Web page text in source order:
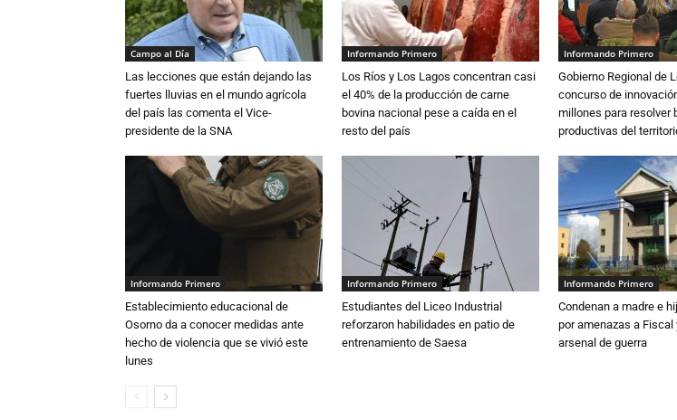
Campo al Día
Las lecciones que están dejando las
fuertes lluvias en el mundo agrícola
del país las comenta el Vice-
presidente de la SNA
Informando Primero
Los Ríos y Los Lagos concentran casi
el 40% de la producción de carne
bovina nacional pese a caída en el
resto del país
Informando Primero
Gobierno Regional de
concurso de
millones para resolver
productivas del
Informando Primero
Establecimiento educacional de
Osorno da a conocer medidas ante
hecho de violencia que se vivió este
lunes
Informando Primero
Estudiantes del Liceo Industrial
reforzaron habilidades en patio de
entrenamiento de Saesa
Informando Primero
Condenan a madre e
por amenazas a Fiscal
arsenal de guerra